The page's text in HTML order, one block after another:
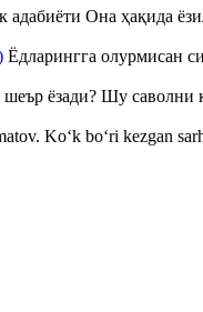
адабиёти Она ҳақида
Ёдларингга олурмисан
ёзади? Шу саволни
Ko‘k bo‘ri kezgan